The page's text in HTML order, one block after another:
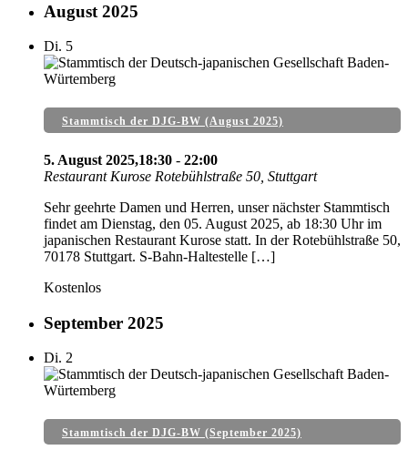
August 2025
Di. 5
Stammtisch der DJG-BW (August 2025)
5. August 2025,18:30 - 22:00
Restaurant Kurose Rotebühlstraße 50, Stuttgart
Sehr geehrte Damen und Herren, unser nächster Stammtisch
findet am Dienstag, den 05. August 2025, ab 18:30 Uhr im
japanischen Restaurant Kurose statt. In der Rotebühlstraße 50,
70178 Stuttgart. S-Bahn-Haltestelle […]
Kostenlos
September 2025
Di. 2
Stammtisch der DJG-BW (September 2025)